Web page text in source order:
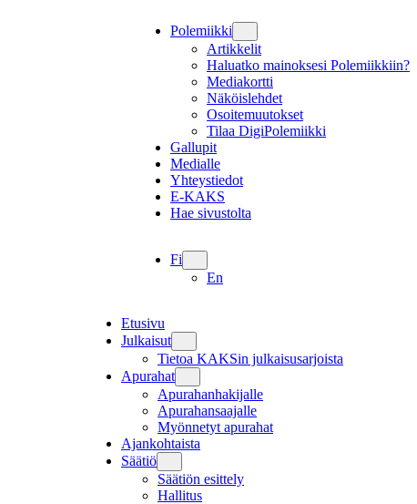
Polemiikki
Artikkelit
Haluatko mainoksesi Polemiikkiin?
Mediakortti
Näköislehdet
Osoitemuutokset
Tilaa DigiPolemiikki
Gallupit
Medialle
Yhteystiedot
E-KAKS
Hae sivustolta
Fi
En
Etusivu
Julkaisut
Tietoa KAKSin julkaisusarjoista
Apurahat
Apurahanhakijalle
Apurahansaajalle
Myönnetyt apurahat
Ajankohtaista
Säätiö
Säätiön esittely
Hallitus